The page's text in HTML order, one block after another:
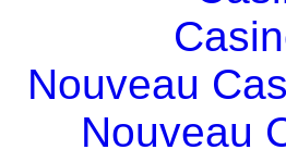
Nouveau
Nouveau